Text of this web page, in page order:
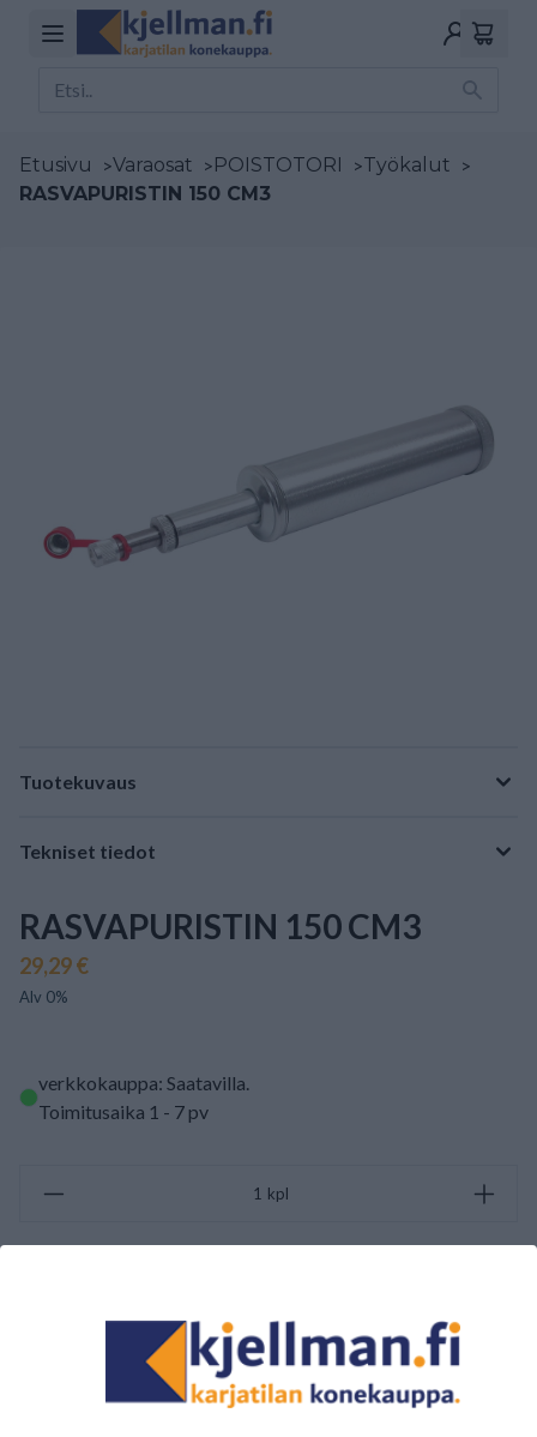
Etusivu >Varaosat >POISTOTORI >Työkalut >
RASVAPURISTIN 150 CM3
Tuotekuvaus
Tekniset tiedot
RASVAPURISTIN 150 CM3
29,29 €
Alv 0%
verkkokauppa: Saatavilla.
Toimitusaika 1 - 7 pv
kpl
ARVOSTELUJEN YHTEENVETO
(0/5) Yhteensä 0 Arvostelut